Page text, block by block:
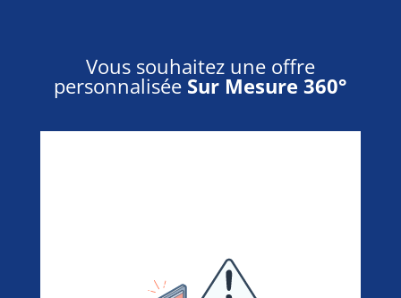
Vous souhaitez une offre
personnalisée Sur Mesure 360°